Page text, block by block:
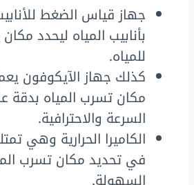
جهاز قياس الضغط
بأنابيب المياه ليحدد
للمياه.
كذلك جهاز الآيكوفون
مكان تسرب المياه بدقة
السرعة والاحترافية.
الكاميرا الحرارية وهي
في تحديد مكان تسرب